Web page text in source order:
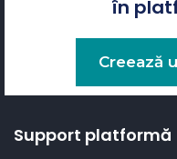
în
Creează
Support platformă